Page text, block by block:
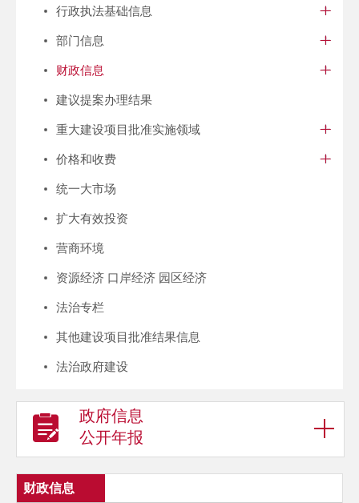
行政执法基础信息
部门信息
财政信息
建议提案办理结果
重大建设项目批准实施领域
价格和收费
统一大市场
扩大有效投资
营商环境
资源经济 口岸经济 园区经济
法治专栏
其他建设项目批准结果信息
法治政府建设
政府信息
公开年报
财政信息